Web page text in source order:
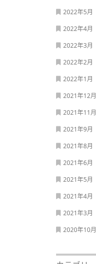
2022年5月
2022年4月
2022年3月
2022年2月
2022年1月
2021年12月
2021年11月
2021年9月
2021年8月
2021年6月
2021年5月
2021年4月
2021年3月
2020年10月